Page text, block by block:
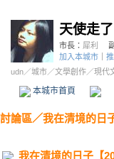
天使走了
市長： 犀利
加入本城市
udn／城市／文學創作／現代
本城市首頁
討論區／我在清境的日
我在清境的日子【